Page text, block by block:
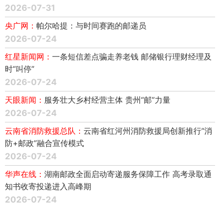
2026-07-31
央广网： 帕尔哈提：与时间赛跑的邮递员
2026-07-24
红星新闻网： 一条短信差点骗走养老钱 邮储银行理财经理及
时“叫停”
2026-07-24
天眼新闻： 服务壮大乡村经营主体 贵州“邮”力量
2026-07-24
云南省消防救援总队： 云南省红河州消防救援局创新推行“消
防+邮政”融合宣传模式
2026-07-24
华声在线： 湖南邮政全面启动寄递服务保障工作 高考录取通
知书收寄投递进入高峰期
2026-07-24